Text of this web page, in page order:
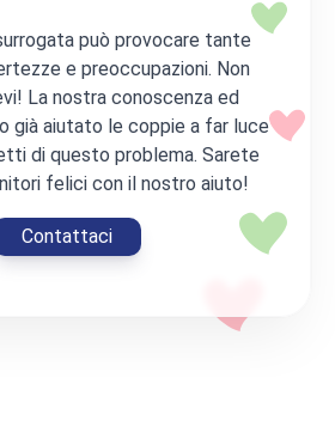
può provocare tante
e preoccupazioni. Non
La nostra conoscenza ed
già aiutato le coppie a far luce
di questo problema. Sarete
felici con il nostro aiuto!
Contattaci